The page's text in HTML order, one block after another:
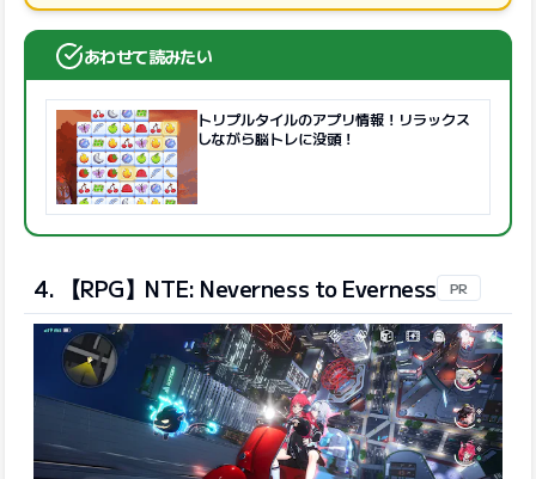
あわせて読みたい
トリプルタイルのアプリ情報！リラックス
しながら脳トレに没頭！
4. 【RPG】NTE: Neverness to Everness PR